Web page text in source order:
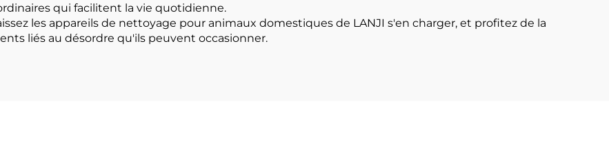
qui facilitent la vie quotidienne.
les appareils de nettoyage pour animaux domestiques de LANJI s'en charger, et profitez de la
liés au désordre qu'ils peuvent occasionner.